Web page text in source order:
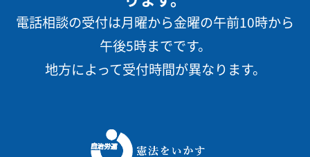
電話相談の受付は月曜から金曜の午前10時から
午後5時までです。
地方によって受付時間が異なります。